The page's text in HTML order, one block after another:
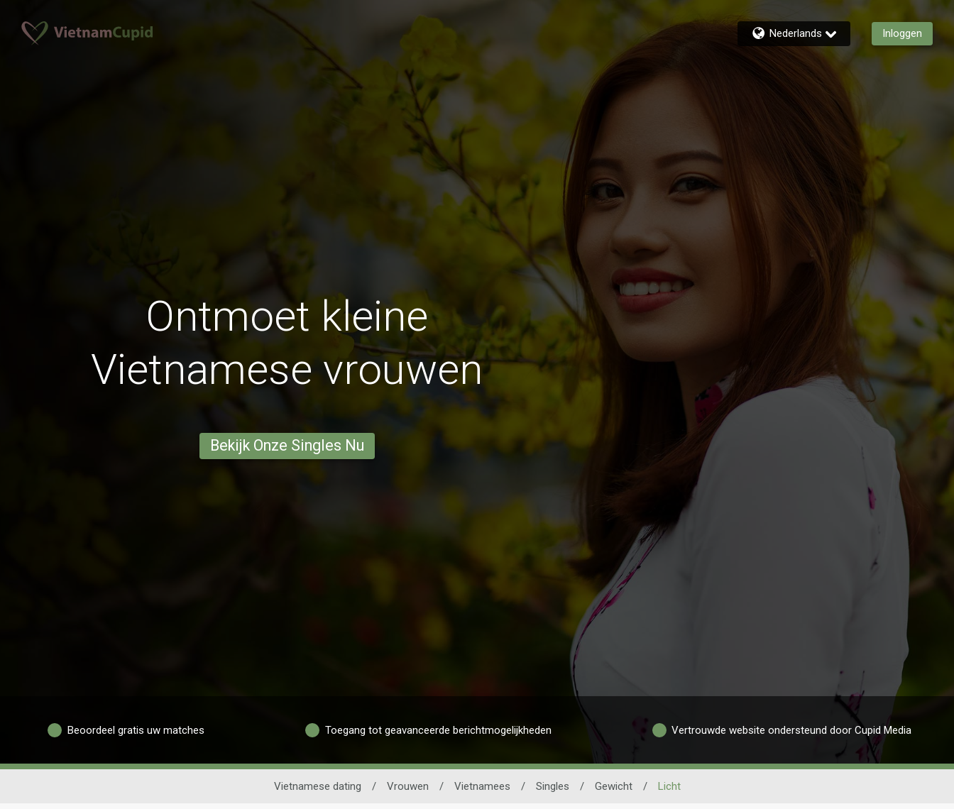
Nederlands Inloggen
Ontmoet kleine
Vietnamese vrouwen
Bekijk Onze Singles Nu
Beoordeel gratis uw matches Toegang tot geavanceerde berichtmogelijkheden Vertrouwde website ondersteund door Cupid Media
Vietnamese dating / Vrouwen / Vietnamees / Singles / Gewicht / Licht